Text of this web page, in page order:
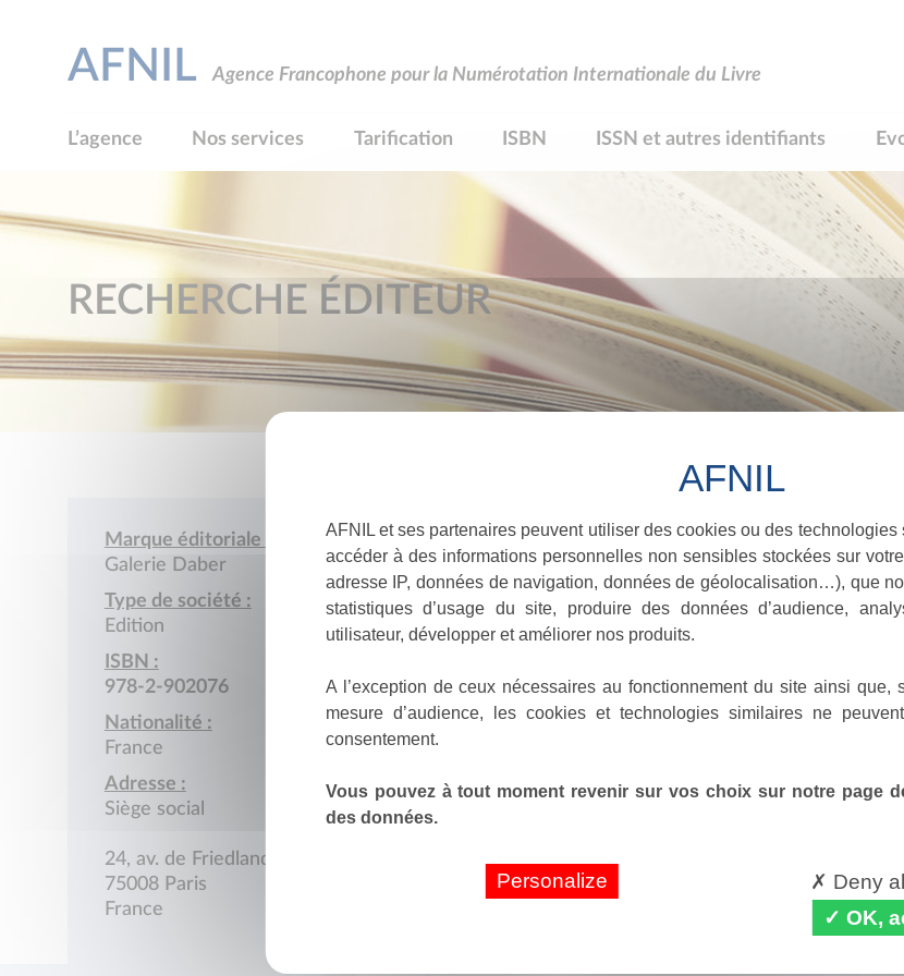
AFNIL Agence Francophone pour la Numérotation Internationale du Livre
L’agence Nos services Tarification ISBN ISSN et autres identifiants
RECHERCHE ÉDITEUR
Marque éditoriale :
Galerie Daber
Type de société :
Edition
ISBN :
978-2-902076
Nationalité :
France
Adresse :
Siège social
24, av. de Friedland
75008 Paris
France
AFNIL et ses partenaires peuvent utiliser des cookies ou des
accéder à des informations personnelles non sensibles stockées sur
adresse IP, données de navigation, données de géolocalisation…), que
statistiques d’usage du site, produire des données d’audience,
utilisateur, développer et améliorer nos produits.
A l’exception de ceux nécessaires au fonctionnement du site ainsi que,
mesure d’audience, les cookies et technologies similaires ne
consentement.
Vous pouvez à tout moment revenir sur vos choix sur notre page
des données.
Personalize
Deny
OK,